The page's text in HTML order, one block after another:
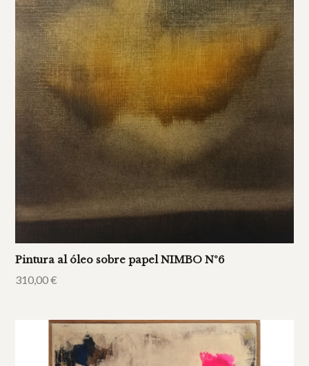
Pintura al óleo sobre papel NIMBO Nº6
310,00€